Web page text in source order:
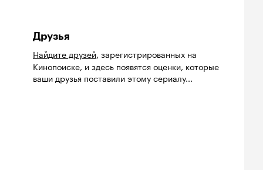
Друзья
Найдите друзей, зарегистрированных на
Кинопоиске, и здесь появятся оценки, которые
ваши друзья поставили этому сериалу...